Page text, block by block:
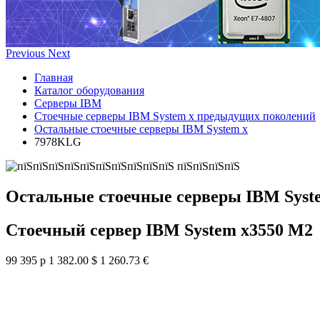
Previous Next
Главная
Каталог оборудования
Серверы IBM
Стоечные серверы IBM System x предыдущих поколений
Остальные стоечные серверы IBM System x
7978KLG
Остальные стоечные серверы IBM
Стоечный сервер IBM System x3550 M2
99 395 р 1 382.00 $ 1 260.73 €